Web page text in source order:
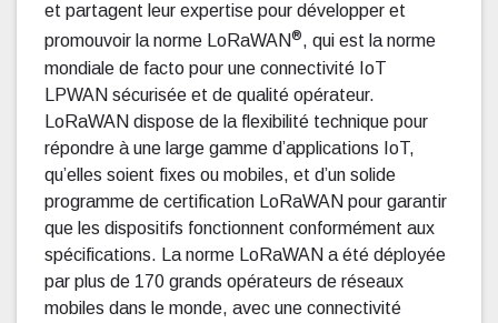
et partagent leur expertise pour développer et
promouvoir la norme LoRaWAN®, qui est la norme
mondiale de facto pour une connectivité IoT
LPWAN sécurisée et de qualité opérateur.
LoRaWAN dispose de la flexibilité technique pour
répondre à une large gamme d’applications IoT,
qu’elles soient fixes ou mobiles, et d’un solide
programme de certification LoRaWAN pour garantir
que les dispositifs fonctionnent conformément aux
spécifications. La norme LoRaWAN a été déployée
par plus de 170 grands opérateurs de réseaux
mobiles dans le monde, avec une connectivité